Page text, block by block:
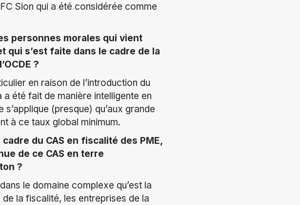
Sion qui a été considérée comme
personnes morales qui vient
qui s’est faite dans le cadre de la
?
en raison de l’introduction du
a été fait de manière intelligente en
(presque) qu’aux grande
à ce taux global minimum.
du CAS en fiscalité des PME,
de ce CAS en terre
?
le domaine complexe qu’est la
la fiscalité, les entreprises de la